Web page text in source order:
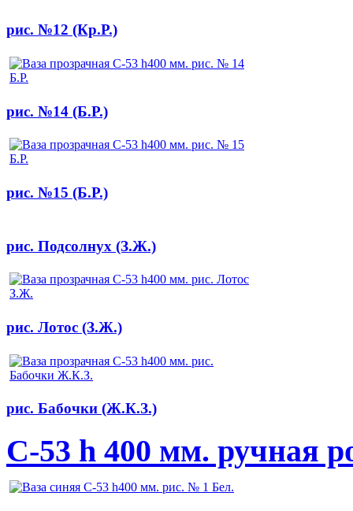
рис. №12 (Кр.Р.)
рис. №14 (Б.Р.)
рис. №15 (Б.Р.)
рис. Подсолнух (З.Ж.)
рис. Лотос (З.Ж.)
рис. Бабочки (Ж.К.З.)
С-53 h 400 мм. ручная